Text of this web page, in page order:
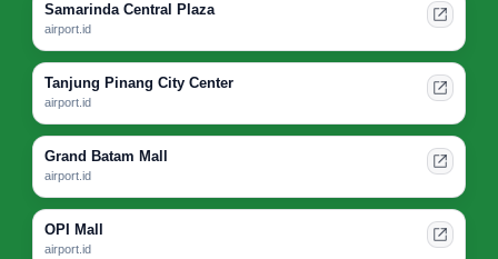
Samarinda Central Plaza
airport.id
Tanjung Pinang City Center
airport.id
Grand Batam Mall
airport.id
OPI Mall
airport.id